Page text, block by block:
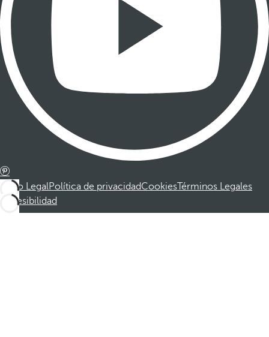
Aviso LegalPolítica de privacidadCookiesTérminos Legales
Accesibilidad